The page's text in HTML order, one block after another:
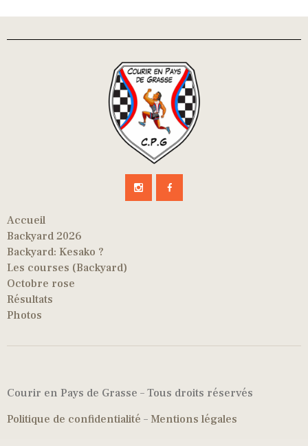
Accueil
Backyard 2026
Backyard: Kesako ?
Les courses (Backyard)
Octobre rose
Résultats
Photos
Courir en Pays de Grasse – Tous droits réservés
Politique de confidentialité – Mentions légales